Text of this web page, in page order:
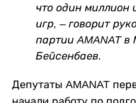
что один миллион
игр, – говорит
партии AMANAT
Бейсенбаев.
Депутаты AMANAT